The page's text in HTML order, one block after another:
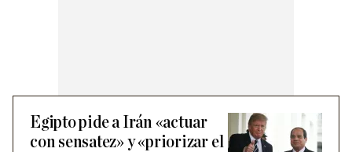
Egipto pide a Irán «actuar
con sensatez» y «priorizar el